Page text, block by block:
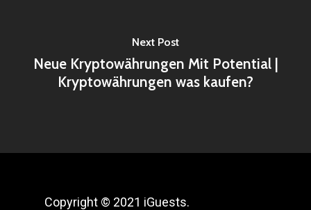
Next Post
Neue Kryptowährungen Mit Potential |
Kryptowährungen was kaufen?
Copyright © 2021 iGuests.